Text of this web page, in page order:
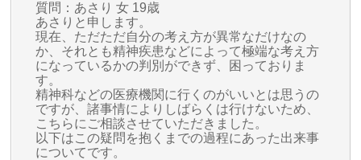
質問：あさり 女 19歳
あさりと申します。
現在、ただただ自分の考え方が異常なだけなの
か、それとも精神疾患などによって極端な考え方
になっているかの判別ができず、困っておりま
す。
精神科などの医療機関に行くのがいいとは思うの
ですが、諸事情によりしばらくは行けないため、
こちらにご相談させていただきました。
以下はこの疑問を抱くまでの過程にあった出来事
についてです。